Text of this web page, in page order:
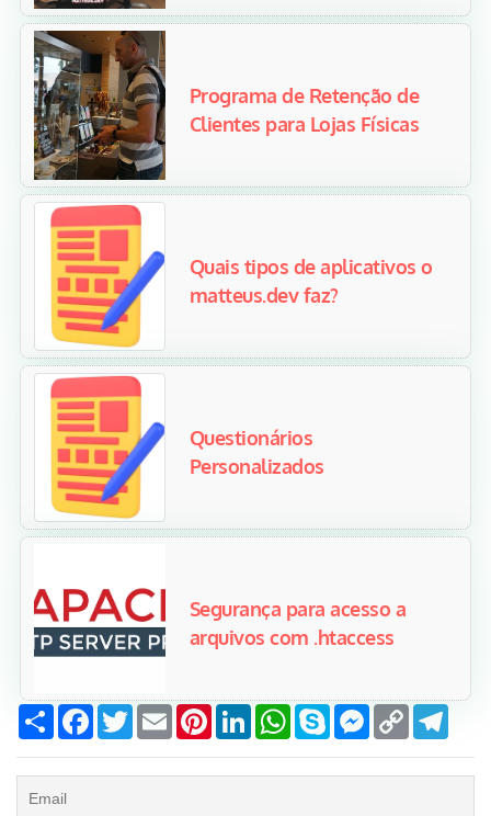
Compartilhar
Facebook
TwitterEmailPinterestLinkedInWhatsApp
SkypeMessenger
Copy
Link
Programa de Retenção de
Clientes para Lojas Físicas
Quais tipos de aplicativos o
matteus.dev faz?
Questionários
Personalizados
Segurança para acesso a
arquivos com .htaccess